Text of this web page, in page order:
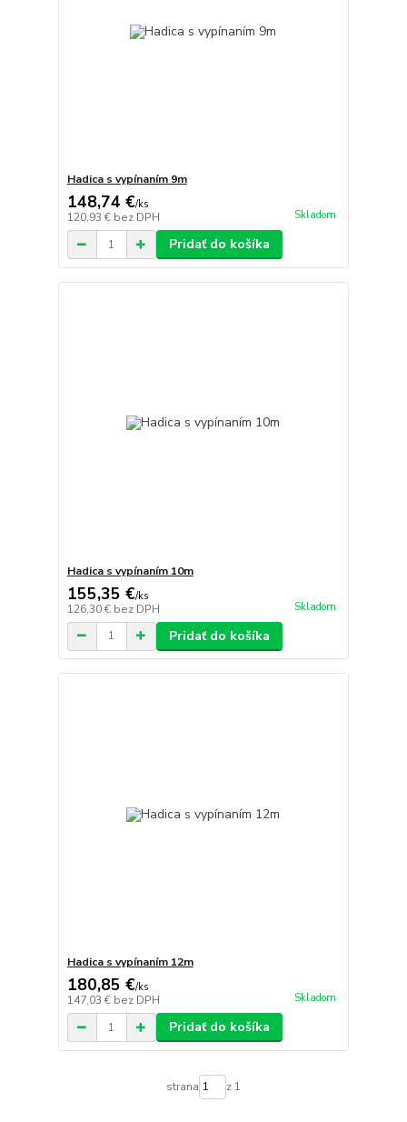
Hadica s vypínaním 9m
148,74 €/ks
120,93 € bez DPH Skladom
Pridať do košíka
Hadica s vypínaním 10m
155,35 €/ks
126,30 € bez DPH Skladom
Pridať do košíka
Hadica s vypínaním 12m
180,85 €/ks
147,03 € bez DPH Skladom
Pridať do košíka
strana z 1